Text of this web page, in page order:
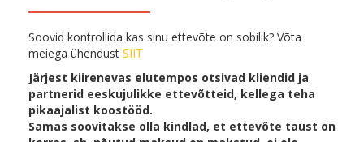
Soovid kontrollida kas sinu ettevõte on sobilik? Võta
meiega ühendust SIIT
Järjest kiirenevas elutempos otsivad kliendid ja
partnerid eeskujulikke ettevõtteid, kellega teha
pikaajalist koostööd.
Samas soovitakse olla kindlad, et ettevõte taust on